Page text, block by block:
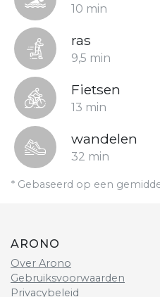
10 min
ras
9,5 min
Fietsen
13 min
wandelen
32 min
* Gebaseerd op een
ARONO
Over Arono
Gebruiksvoorwaarden
Privacybeleid